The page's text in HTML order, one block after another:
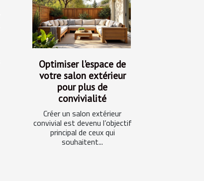
Optimiser l'espace de
votre salon extérieur
pour plus de
convivialité
Créer un salon extérieur
convivial est devenu l’objectif
principal de ceux qui
souhaitent...